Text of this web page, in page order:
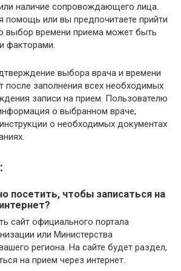
наличие сопровождающего лица.
помощь или вы предпочитаете прийти
выбор времени приема может быть
факторами.
выбора врача и времени
после заполнения всех необходимых
записи на прием. Пользователю
о выбранном враче,
о необходимых документах
посетить, чтобы записаться на
сайт официального портала
или Министерства
региона. На сайте будет раздел,
на прием через интернет.